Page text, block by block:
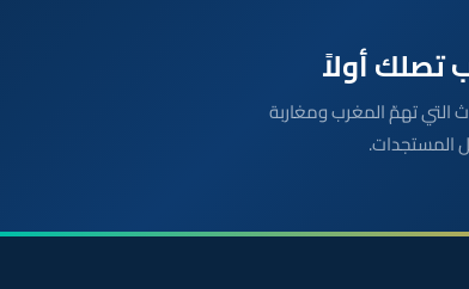
الأحداث التي تهمّ المغرب ومغاربة
المستجدات.